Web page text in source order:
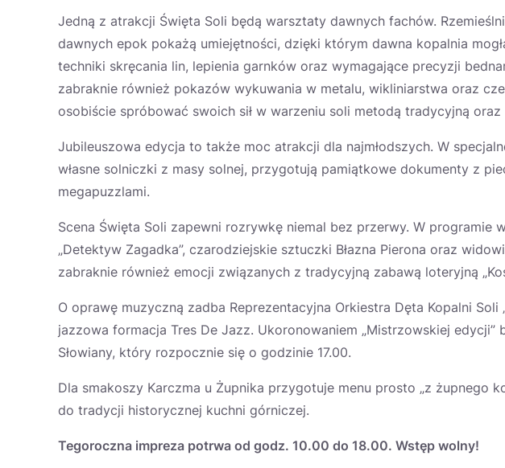
Jedną z atrakcji Święta Soli będą warsztaty dawnych fachów.
dawnych epok pokażą umiejętności, dzięki którym dawna kopalnia
techniki skręcania lin, lepienia garnków oraz wymagające precyzji
zabraknie również pokazów wykuwania w metalu, wikliniarstwa oraz
osobiście spróbować swoich sił w warzeniu soli metodą tradycyjną
Jubileuszowa edycja to także moc atrakcji dla najmłodszych. W
własne solniczki z masy solnej, przygotują pamiątkowe dokumenty z
megapuzzlami.
Scena Święta Soli zapewni rozrywkę niemal bez przerwy. W programie
„Detektyw Zagadka”, czarodziejskie sztuczki Błazna Pierona oraz
zabraknie również emocji związanych z tradycyjną zabawą loteryjną
O oprawę muzyczną zadba Reprezentacyjna Orkiestra Dęta Kopalni Soli
jazzowa formacja Tres De Jazz. Ukoronowaniem „Mistrzowskiej edycji”
Słowiany, który rozpocznie się o godzinie 17.00.
Dla smakoszy Karczma u Żupnika przygotuje menu prosto „z żupnego
do tradycji historycznej kuchni górniczej.
Tegoroczna impreza potrwa od godz. 10.00 do 18.00. Wstęp wolny!